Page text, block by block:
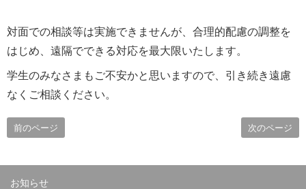
対面での相談等は実施できませんが、合理的配慮の調整を
はじめ、遠隔でできる対応を最大限いたします。
学生のみなさまもご不安かと思いますので、引き続き遠慮
なくご相談ください。
前のページ 次のページ
お知らせ